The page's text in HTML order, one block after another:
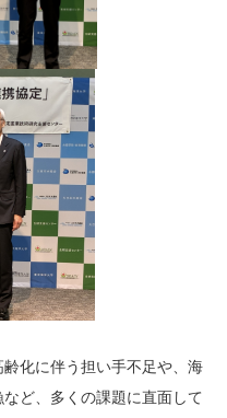
化に伴う担い手不足や、海
ど、多くの課題に直面して